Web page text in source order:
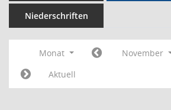
Niederschriften
Monat November
Aktuell